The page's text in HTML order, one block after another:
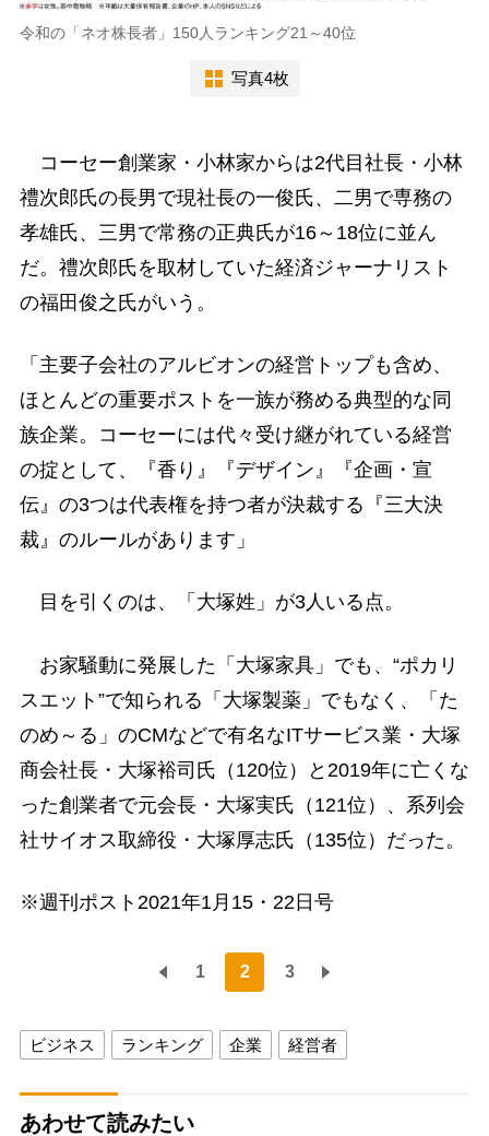
令和の「ネオ株長者」150人ランキング21～40位
写真4枚
コーセー創業家・小林家からは2代目社長・小林
禮次郎氏の長男で現社長の一俊氏、二男で専務の
孝雄氏、三男で常務の正典氏が16～18位に並ん
だ。禮次郎氏を取材していた経済ジャーナリスト
の福田俊之氏がいう。
「主要子会社のアルビオンの経営トップも含め、
ほとんどの重要ポストを一族が務める典型的な同
族企業。コーセーには代々受け継がれている経営
の掟として、『香り』『デザイン』『企画・宣
伝』の3つは代表権を持つ者が決裁する『三大決
裁』のルールがあります」
目を引くのは、「大塚姓」が3人いる点。
お家騒動に発展した「大塚家具」でも、“ポカリ
スエット”で知られる「大塚製薬」でもなく、「た
のめ～る」のCMなどで有名なITサービス業・大塚
商会社長・大塚裕司氏（120位）と2019年に亡くな
った創業者で元会長・大塚実氏（121位）、系列会
社サイオス取締役・大塚厚志氏（135位）だった。
※週刊ポスト2021年1月15・22日号
1 2 3
ビジネス ランキング 企業 経営者
あわせて読みたい